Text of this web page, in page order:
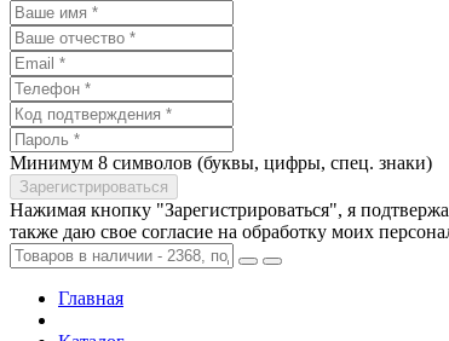
Минимум 8 символов (буквы, цифры, спец. знаки)
Нажимая кнопку "Зарегистрироваться", я
также даю свое согласие на обработку моих
Главная